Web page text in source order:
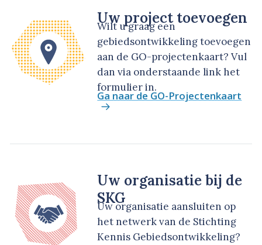
Uw project toevoegen
Wilt u graag een
gebiedsontwikkeling toevoegen
aan de GO-projectenkaart? Vul
dan via onderstaande link het
formulier in.
Ga naar de GO-Projectenkaart
Uw organisatie bij de
SKG
Uw organisatie aansluiten op
het netwerk van de Stichting
Kennis Gebiedsontwikkeling?